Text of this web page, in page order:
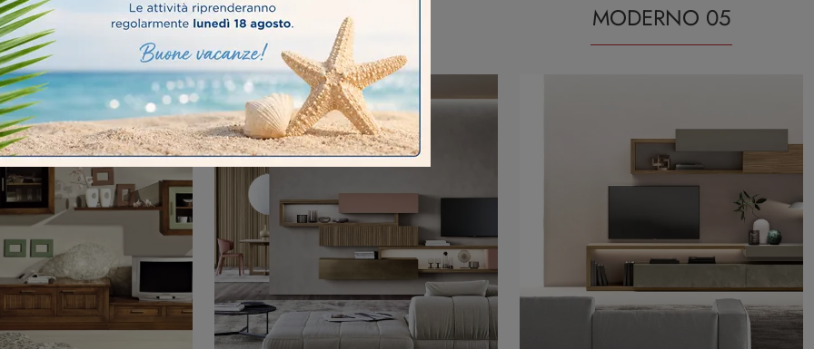
01 MODERNO 04 MODERNO 05